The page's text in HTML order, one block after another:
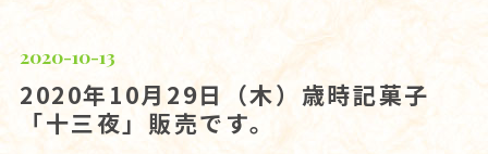
2020-10-13
2020年10月29日（木）歳時記菓子
「十三夜」販売です。